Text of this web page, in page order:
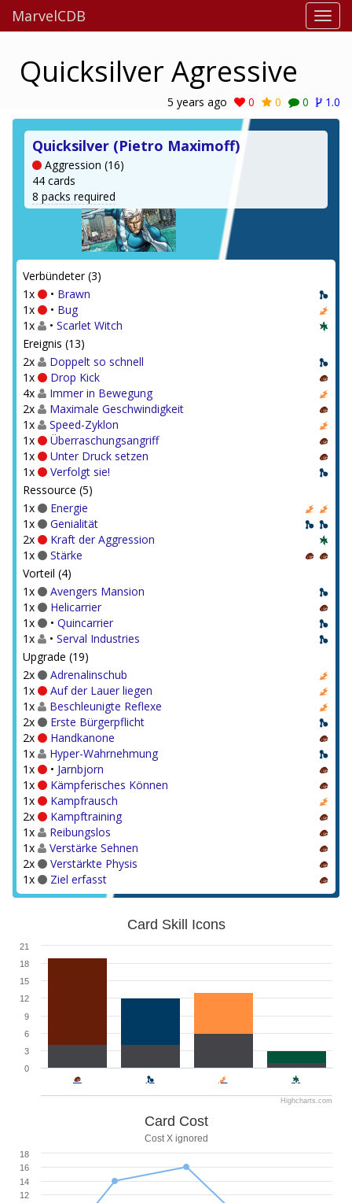
MarvelCDB
Quicksilver Agressive
5 years ago 0 0 0 1.0
Quicksilver (Pietro Maximoff)
Aggression (16)
44 cards
8 packs required
Verbündeter (3)
1x
• Brawn
1x
• Bug
1x
• Scarlet Witch
Ereignis (13)
2x
Doppelt so schnell
1x
Drop Kick
4x
Immer in Bewegung
2x
Maximale Geschwindigkeit
1x
Speed-Zyklon
1x
Überraschungsangriff
1x
Unter Druck setzen
1x
Verfolgt sie!
Ressource (5)
1x
Energie
1x
Genialität
2x
Kraft der Aggression
1x
Stärke
Vorteil (4)
1x
Avengers Mansion
1x
Helicarrier
1x
• Quincarrier
1x
• Serval Industries
Upgrade (19)
2x
Adrenalinschub
1x
Auf der Lauer liegen
1x
Beschleunigte Reflexe
2x
Erste Bürgerpflicht
2x
Handkanone
1x
Hyper-Wahrnehmung
1x
• Jarnbjorn
1x
Kämpferisches Können
1x
Kampfrausch
2x
Kampftraining
1x
Reibungslos
1x
Verstärke Sehnen
2x
Verstärkte Physis
1x
Ziel erfasst
Card Skill Icons
0
3
6
9
12
15
18
21
Highcharts.com
Card Cost
Cost X ignored
12
14
16
18